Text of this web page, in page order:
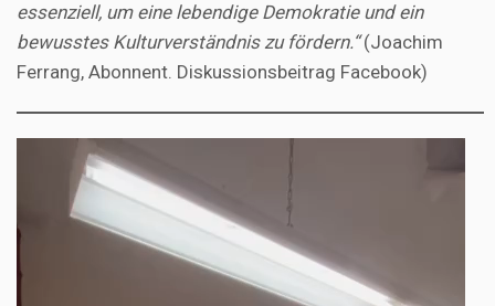
essenziell, um eine lebendige Demokratie und ein
bewusstes Kulturverständnis zu fördern.“(Joachim
Ferrang, Abonnent. Diskussionsbeitrag Facebook)